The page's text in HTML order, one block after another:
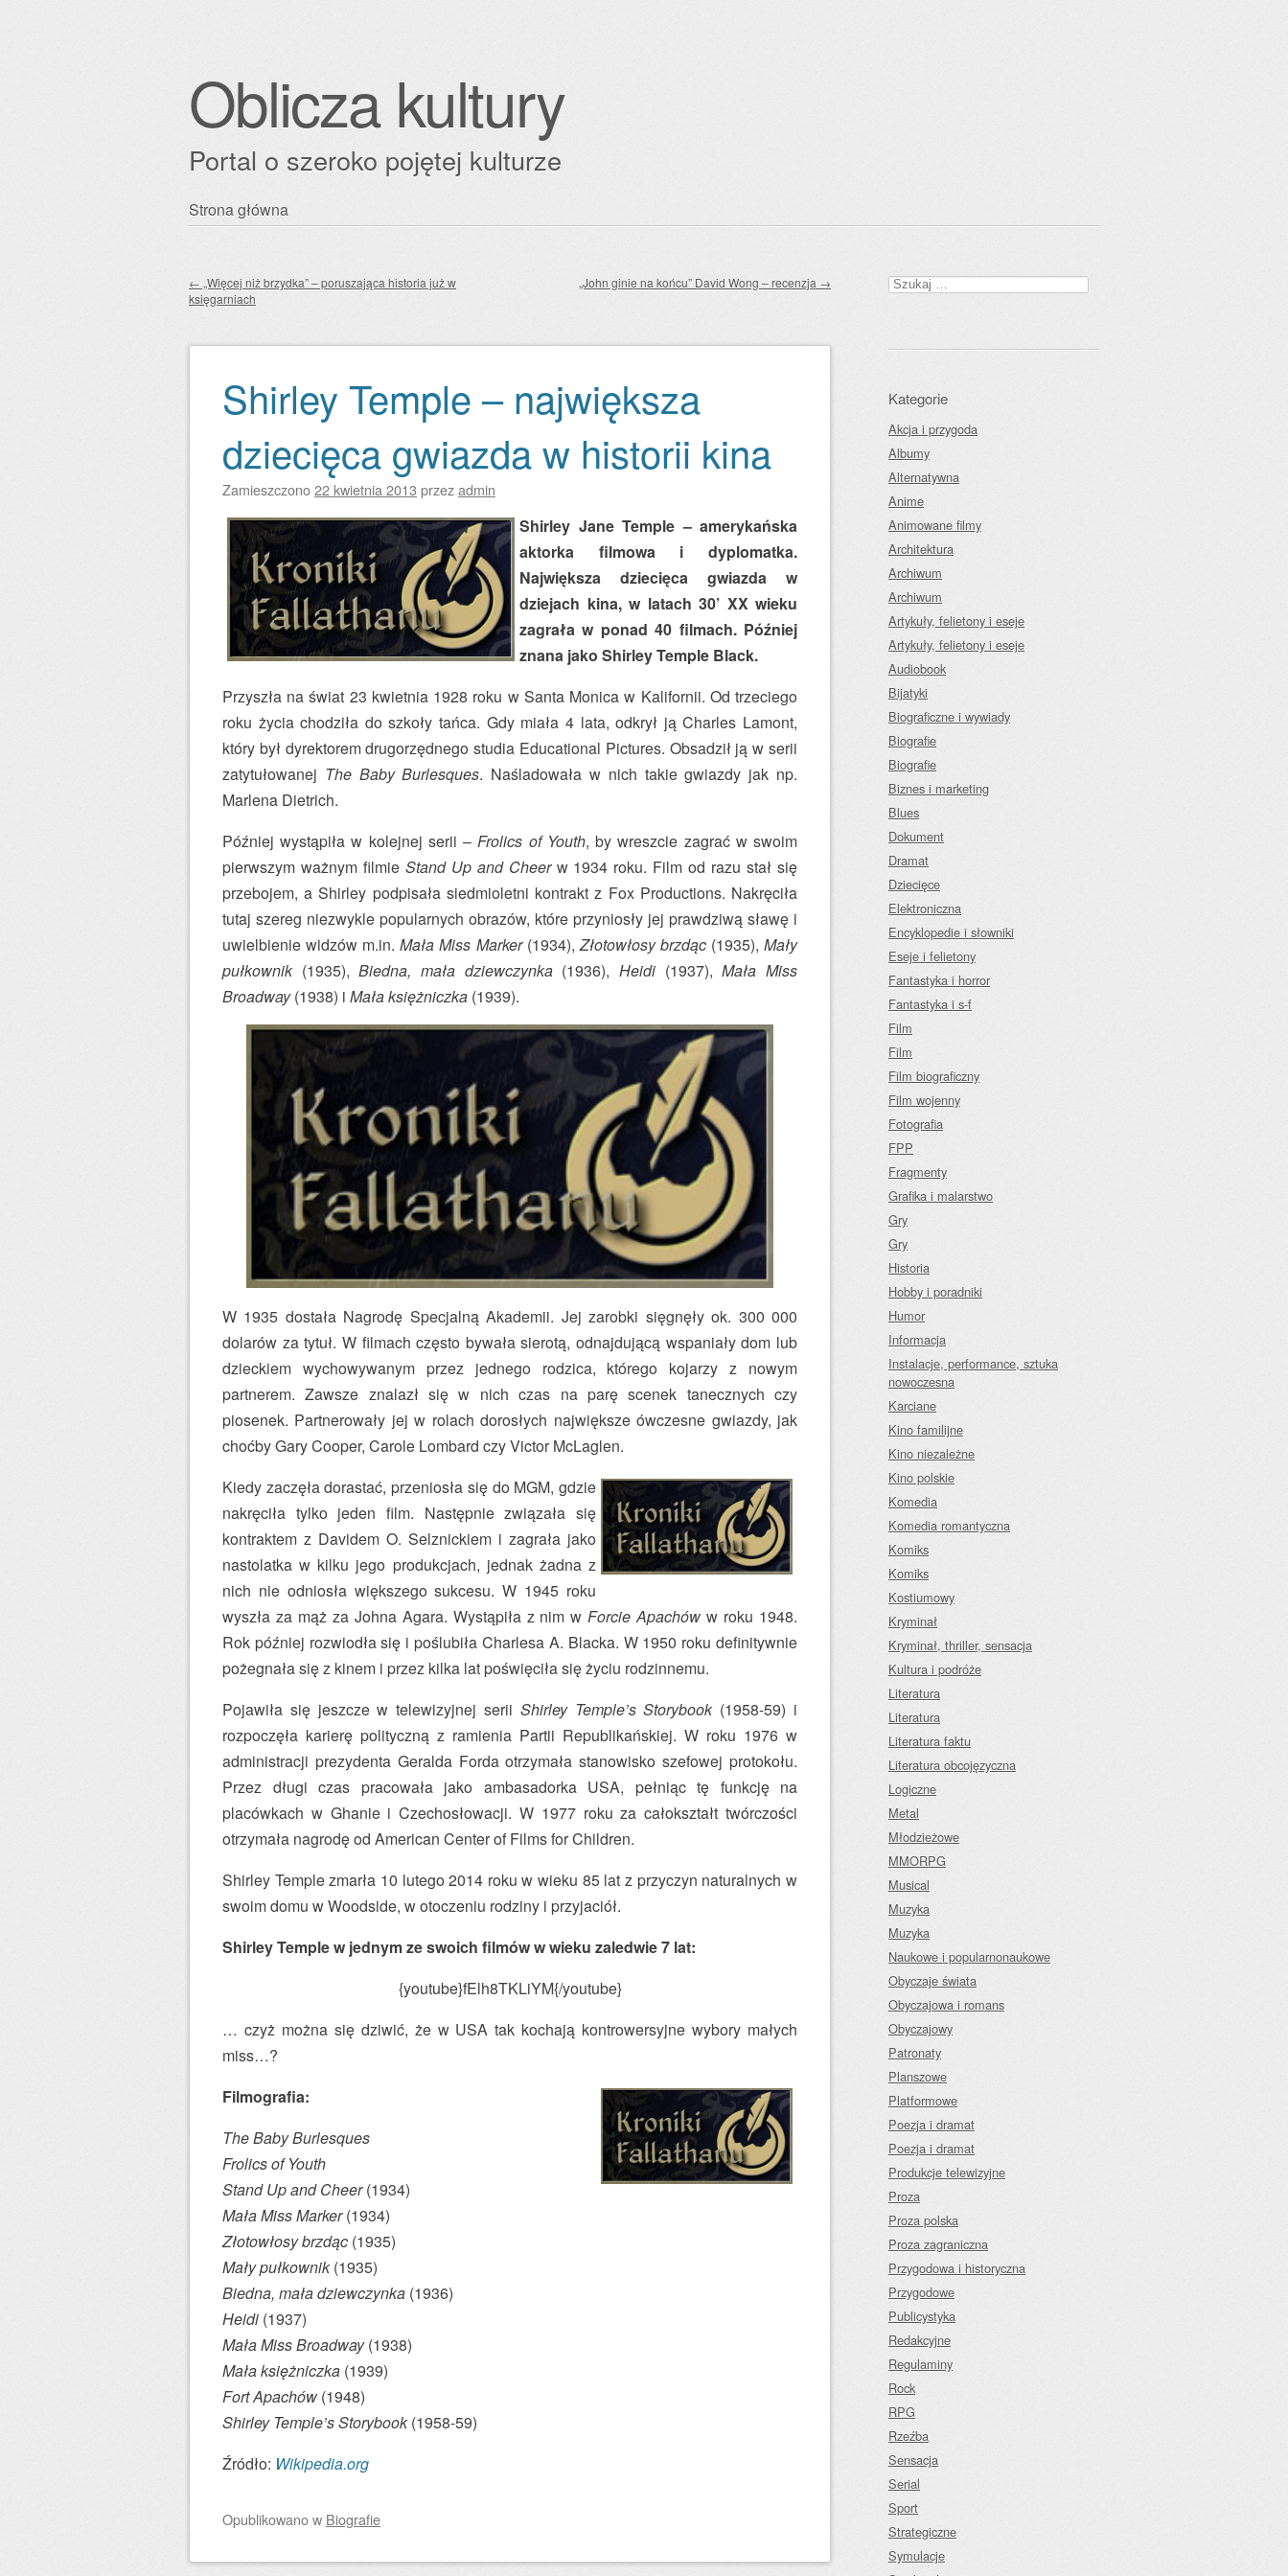
Oblicza kultury
Portal o szeroko pojętej kulturze
Przejdź
Strona główna
← „Więcej niż brzydka” – poruszająca historia już w
księgarniach
„John ginie na końcu” David Wong – recenzja →
Shirley Temple – największa
dziecięca gwiazda w historii kina
Zamieszczono22 kwietnia 2013 przezadmin
Shirley Jane Temple – amerykańska
aktorka filmowa i dyplomatka.
Największa dziecięca gwiazda w
dziejach kina, w latach 30’ XX wieku
zagrała w ponad 40 filmach. Później
znana jako Shirley Temple Black.
Przyszła na świat 23 kwietnia 1928 roku w Santa Monica w Kalifornii. Od trzeciego
roku życia chodziła do szkoły tańca. Gdy miała 4 lata, odkrył ją Charles Lamont,
który był dyrektorem drugorzędnego studia Educational Pictures. Obsadził ją w serii
zatytułowanej The Baby Burlesques. Naśladowała w nich takie gwiazdy jak np.
Marlena Dietrich.
Później wystąpiła w kolejnej serii –Frolics of Youth, by wreszcie zagrać w swoim
pierwszym ważnym filmie Stand Up and Cheerw 1934 roku. Film od razu stał się
przebojem, a Shirley podpisała siedmioletni kontrakt z Fox Productions. Nakręciła
tutaj szereg niezwykle popularnych obrazów, które przyniosły jej prawdziwą sławę i
uwielbienie widzów m.in.Mała Miss Marker(1934),Złotowłosy brzdąc(1935),Mały
pułkownik(1935),Biedna, mała dziewczynka(1936),Heidi (1937),Mała Miss
Broadway(1938) i Mała księżniczka (1939).
W 1935 dostała Nagrodę Specjalną Akademii. Jej zarobki sięgnęły ok. 300 000
dolarów za tytuł. W filmach często bywała sierotą, odnajdującą wspaniały dom lub
dzieckiem wychowywanym przez jednego rodzica, którego kojarzy z nowym
partnerem. Zawsze znalazł się w nich czas na parę scenek tanecznych czy
piosenek. Partnerowały jej w rolach dorosłych największe ówczesne gwiazdy, jak
choćby Gary Cooper, Carole Lombard czy Victor McLaglen.
Kiedy zaczęła dorastać, przeniosła się do MGM, gdzie
nakręciła tylko jeden film. Następnie związała się
kontraktem z Davidem O. Selznickiem i zagrała jako
nastolatka w kilku jego produkcjach, jednak żadna z
nich nie odniosła większego sukcesu. W 1945 roku
wyszła za mąż za Johna Agara. Wystąpiła z nim wForcie Apachów w roku 1948.
Rok później rozwiodła się i poślubiła Charlesa A. Blacka. W 1950 roku definitywnie
pożegnała się z kinem i przez kilka lat poświęciła się życiu rodzinnemu.
Pojawiła się jeszcze w telewizyjnej serii Shirley Temple’s Storybook(1958-59) i
rozpoczęła karierę polityczną z ramienia Partii Republikańskiej. W roku 1976 w
administracji prezydenta Geralda Forda otrzymała stanowisko szefowej protokołu.
Przez długi czas pracowała jako ambasadorka USA, pełniąc tę funkcję na
placówkach w Ghanie i Czechosłowacji. W 1977 roku za całokształt twórczości
otrzymała nagrodę od American Center of Films for Children.
Shirley Temple zmarła 10 lutego 2014 roku w wieku 85 lat z przyczyn naturalnych w
swoim domu w Woodside, w otoczeniu rodziny i przyjaciół.
Shirley Temple w jednym ze swoich filmów w wieku zaledwie 7 lat:
{youtube}fElh8TKLiYM{/youtube}
… czyż można się dziwić, że w USA tak kochają kontrowersyjne wybory małych
miss…?
Filmografia:
The Baby Burlesques
Frolics of Youth
Stand Up and Cheer(1934)
Mała Miss Marker(1934)
Złotowłosy brzdąc (1935)
Mały pułkownik(1935)
Biedna, mała dziewczynka (1936)
Heidi (1937)
Mała Miss Broadway(1938)
Mała księżniczka (1939)
Fort Apachów (1948)
Shirley Temple’s Storybook(1958-59)
Źródło: Wikipedia.org
Opublikowanow Biografie
Szukaj:
Kategorie
Akcja i przygoda
Albumy
Alternatywna
Anime
Animowane filmy
Architektura
Archiwum
Archiwum
Artykuły, felietony i eseje
Artykuły, felietony i eseje
Audiobook
Bijatyki
Biograficzne i wywiady
Biografie
Biografie
Biznes i marketing
Blues
Dokument
Dramat
Dziecięce
Elektroniczna
Encyklopedie i słowniki
Eseje i felietony
Fantastyka i horror
Fantastyka i s-f
Film
Film
Film biograficzny
Film wojenny
Fotografia
FPP
Fragmenty
Grafika i malarstwo
Gry
Gry
Historia
Hobby i poradniki
Humor
Informacja
Instalacje, performance, sztuka
nowoczesna
Karciane
Kino familijne
Kino niezależne
Kino polskie
Komedia
Komedia romantyczna
Komiks
Komiks
Kostiumowy
Kryminał
Kryminał, thriller, sensacja
Kultura i podróże
Literatura
Literatura
Literatura faktu
Literatura obcojęzyczna
Logiczne
Metal
Młodzieżowe
MMORPG
Musical
Muzyka
Muzyka
Naukowe i popularnonaukowe
Obyczaje świata
Obyczajowa i romans
Obyczajowy
Patronaty
Planszowe
Platformowe
Poezja i dramat
Poezja i dramat
Produkcje telewizyjne
Proza
Proza polska
Proza zagraniczna
Przygodowa i historyczna
Przygodowe
Publicystyka
Redakcyjne
Regulaminy
Rock
RPG
Rzeźba
Sensacja
Serial
Sport
Strategiczne
Symulacje